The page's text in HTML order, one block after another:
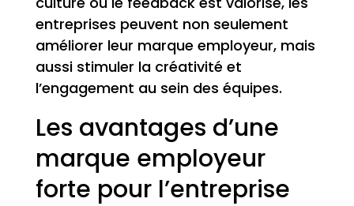
entreprises peuvent non seulement
améliorer leur marque employeur, mais
aussi stimuler la créativité et
l’engagement au sein des équipes.
Les avantages d’une
marque employeur
forte pour l’entreprise